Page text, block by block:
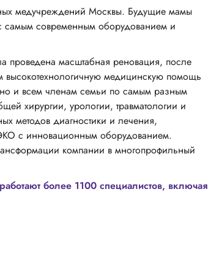
медучреждений Москвы. Будущие мамы
самым современным оборудованием и
проведена масштабная реновация, после
высокотехнологичную медицинскую помощь
и всем членам семьи по самым разным
хирургии, урологии, травматологии и
методов диагностики и лечения,
с инновационным оборудованием.
компании в многопрофильный
более 1100 специалистов, включая